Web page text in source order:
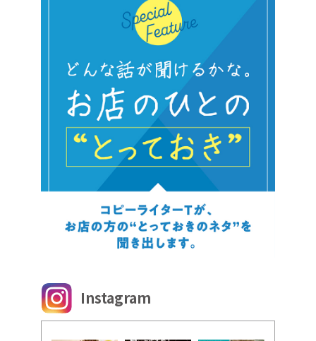
Instagram